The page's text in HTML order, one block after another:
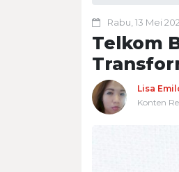
Rabu, 13 Mei
Telkom
Lisa
Konten